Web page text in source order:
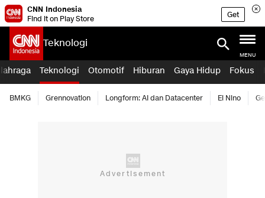
CNN Indonesia
Find it on Play Store
Get
Teknologi
MENU
Teknologi Otomotif Hiburan Gaya Hidup Fokus
BMKG Grennovation Longform: AI dan Datacenter El Nino